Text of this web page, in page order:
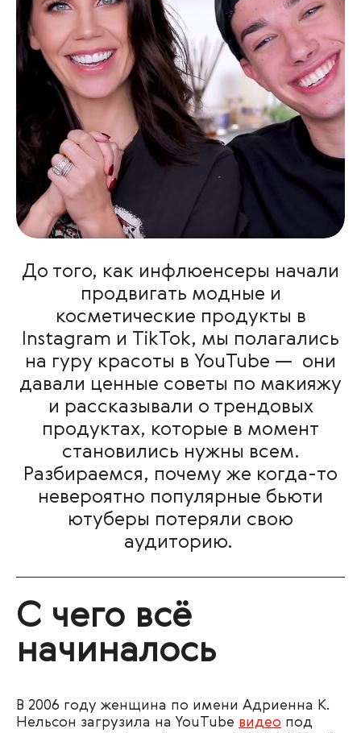
До того, как инфлюенсеры начали
продвигать модные и
косметические продукты в
Instagram и TikTok, мы полагались
на гуру красоты в YouTube — они
давали ценные советы по макияжу
и рассказывали о трендовых
продуктах, которые в момент
становились нужны всем.
Разбираемся, почему же когда-то
невероятно популярные бьюти
ютуберы потеряли свою
аудиторию.
С чего всё
начиналось
​​В 2006 году женщина по имени Адриенна К.
Нельсон загрузила на YouTube видео под